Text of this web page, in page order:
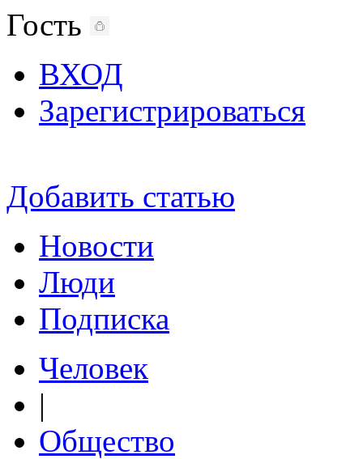
Гость
ВХОД
Зарегистрироваться
Добавить статью
Новости
Люди
Подписка
Человек
|
Общество